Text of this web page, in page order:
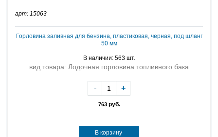
арт: 15063
Горловина заливная для бензина, пластиковая, черная, под шланг
50 мм
В наличии: 563 шт.
вид товара: Лодочная горловина топливного бака
763руб.
- +
В корзину